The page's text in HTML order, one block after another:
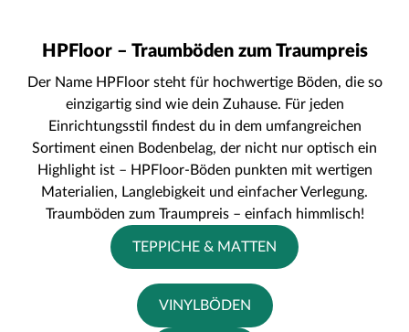
HPFloor – Traumböden zum Traumpreis
Der Name HPFloor steht für hochwertige Böden, die so
einzigartig sind wie dein Zuhause. Für jeden
Einrichtungsstil findest du in dem umfangreichen
Sortiment einen Bodenbelag, der nicht nur optisch ein
Highlight ist – HPFloor-Böden punkten mit wertigen
Materialien, Langlebigkeit und einfacher Verlegung.
Traumböden zum Traumpreis – einfach himmlisch!
TEPPICHE & MATTEN
VINYLBÖDEN